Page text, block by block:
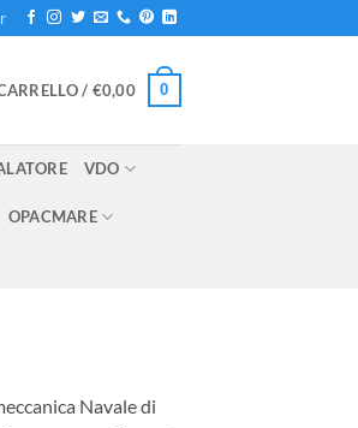
/ €0,00 0
VDO
OPACMARE
Navale di